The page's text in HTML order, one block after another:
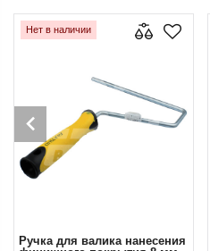
Нет в наличии
Ручка для валика нанесения